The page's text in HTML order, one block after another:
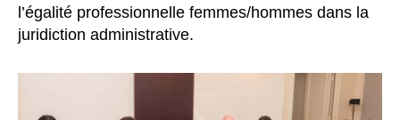
l’égalité professionnelle femmes/hommes dans la
juridiction administrative.